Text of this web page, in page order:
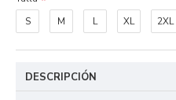
S
M L XL 2XL
DESCRIPCIÓN